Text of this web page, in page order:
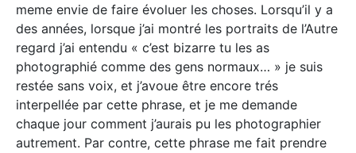
meme envie de faire évoluer les choses. Lorsqu’il y a
des années, lorsque j’ai montré les portraits de l’Autre
regard j’ai entendu « c’est bizarre tu les as
photographié comme des gens normaux… » je suis
restée sans voix, et j’avoue être encore trés
interpellée par cette phrase, et je me demande
chaque jour comment j’aurais pu les photographier
autrement. Par contre, cette phrase me fait prendre